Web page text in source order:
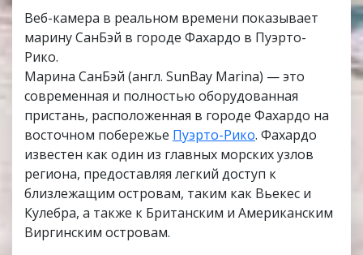
Веб-камера в реальном времени показывает
марину СанБэй в городе Фахардо в Пуэрто-
Рико.
Марина СанБэй (англ. SunBay Marina) — это
современная и полностью оборудованная
пристань, расположенная в городе Фахардо на
восточном побережье Пуэрто-Рико. Фахардо
известен как один из главных морских узлов
региона, предоставляя легкий доступ к
близлежащим островам, таким как Вьекес и
Кулебра, а также к Британским и Американским
Виргинским островам.